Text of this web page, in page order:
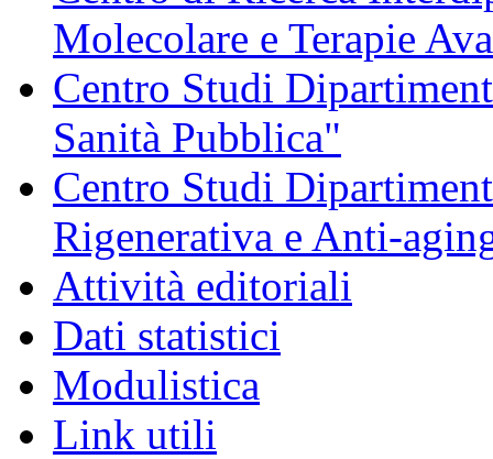
Molecolare e Terapie
Centro Studi
Sanità Pubblica"
Centro Studi
Rigenerativa e Anti-
Attività editoriali
Dati statistici
Modulistica
Link utili